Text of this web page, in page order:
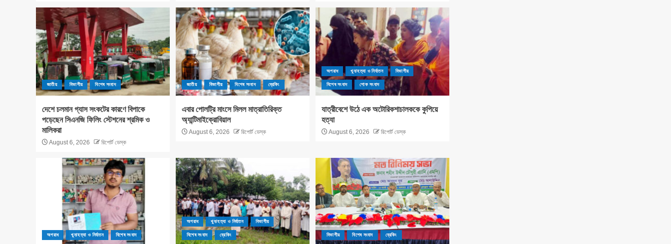
জাতীয় বিভাগীয় বিশেষ সংবাদ
দেশে চলমান গ্যাস সংকটের কারণে বিপাকে
পড়েছেন সিএনজি ফিলিং স্টেশনের শ্রমিক ও
মালিকরা
August 6, 2026 রিপোর্ট ডেস্ক
জাতীয় বিভাগীয় বিশেষ সংবাদ ব্রেকিং
এবার পোলট্রি মাংসে মিলল মাত্রাতিরিক্ত
অ্যান্টিমাইক্রোবিয়াল
August 6, 2026 রিপোর্ট ডেস্ক
অপরাধ খুন/হত্যা ও নির্যাতন বিভাগীয়
বিশেষ সংবাদ শোক সংবাদ
যাত্রীবেশে উঠে এক অটোরিকশাচালককে কুপিয়ে
হত্যা
August 6, 2026 রিপোর্ট ডেস্ক
অপরাধ খুন/হত্যা ও নির্যাতন বিশেষ সংবাদ
অপরাধ খুন/হত্যা ও নির্যাতন বিভাগীয়
বিশেষ সংবাদ ব্রেকিং বিভাগীয় বিশেষ সংবাদ ব্রেকিং